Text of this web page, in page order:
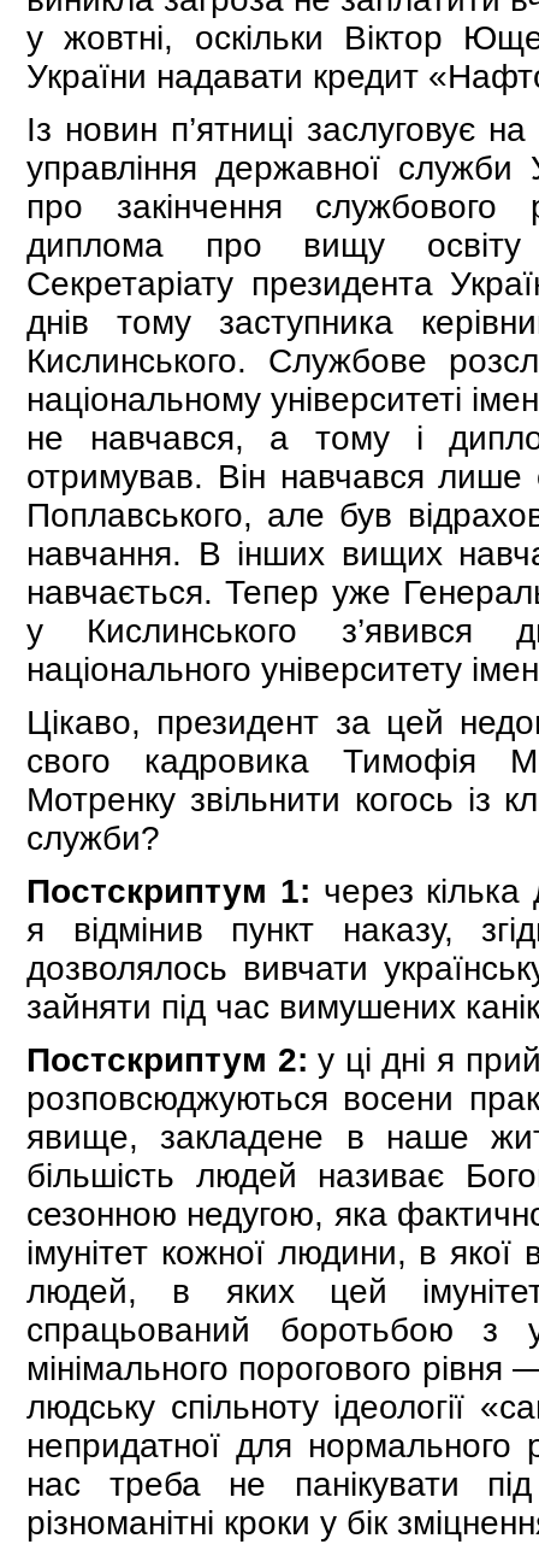
у жовтні, оскільки Віктор
України надавати кредит
Із новин п’ятниці заслуговує
управління державної
про закінчення службового
диплома про вищу освіту
Секретаріату президента
днів тому заступника
Кислинського. Службове
національному університеті
не навчався, а тому і
отримував. Він навчався лише
Поплавського, але був
навчання. В інших вищих
навчається. Тепер уже
у Кислинського з’явився
національного університету
Цікаво, президент за цей
свого кадровика Тимофія
Мотренку звільнити когось із
служби?
Постскриптум 1: через кілька
я відмінив пункт наказу,
дозволялось вивчати
зайняти під час вимушених
Постскриптум 2: у ці дні я
розповсюджуються восени
явище, закладене в наше
більшість людей називає
сезонною недугою, яка
імунітет кожної людини, в
людей, в яких цей
спрацьований боротьбою з
мінімального порогового
людську спільноту ідеології
непридатної для
нас треба не панікувати
різноманітні кроки у бік